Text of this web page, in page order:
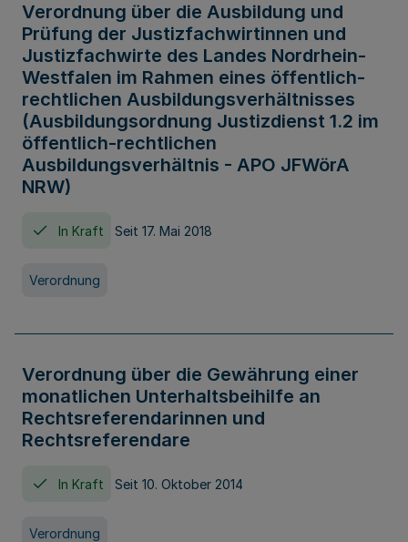
Verordnung über die Ausbildung und
Prüfung der Justizfachwirtinnen und
Justizfachwirte des Landes Nordrhein-
Westfalen im Rahmen eines öffentlich-
rechtlichen Ausbildungsverhältnisses
(Ausbildungsordnung Justizdienst 1.2 im
öffentlich-rechtlichen
Ausbildungsverhältnis - APO JFWörA
NRW)
In Kraft Seit 17. Mai 2018
Verordnung
Verordnung über die Gewährung einer
monatlichen Unterhaltsbeihilfe an
Rechtsreferendarinnen und
Rechtsreferendare
In Kraft Seit 10. Oktober 2014
Verordnung